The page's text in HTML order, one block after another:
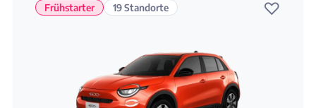
Frühstarter 19 Standorte ♡